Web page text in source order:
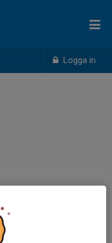
Logga in